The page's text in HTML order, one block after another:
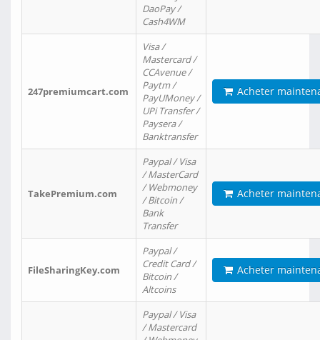
DaoPay /
Cash4WM
247premiumcart.com
Visa /
Mastercard /
CCAvenue /
Paytm /
PayUMoney /
UPi Transfer /
Paysera /
Banktransfer
Acheter
TakePremium.com
Paypal / Visa
/ MasterCard
/ Webmoney
/ Bitcoin /
Bank
Transfer
Acheter
FileSharingKey.com
Paypal /
Credit Card /
Bitcoin /
Altcoins
Acheter
Paypal / Visa
/ Mastercard